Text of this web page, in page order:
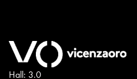
Hall: 3.0